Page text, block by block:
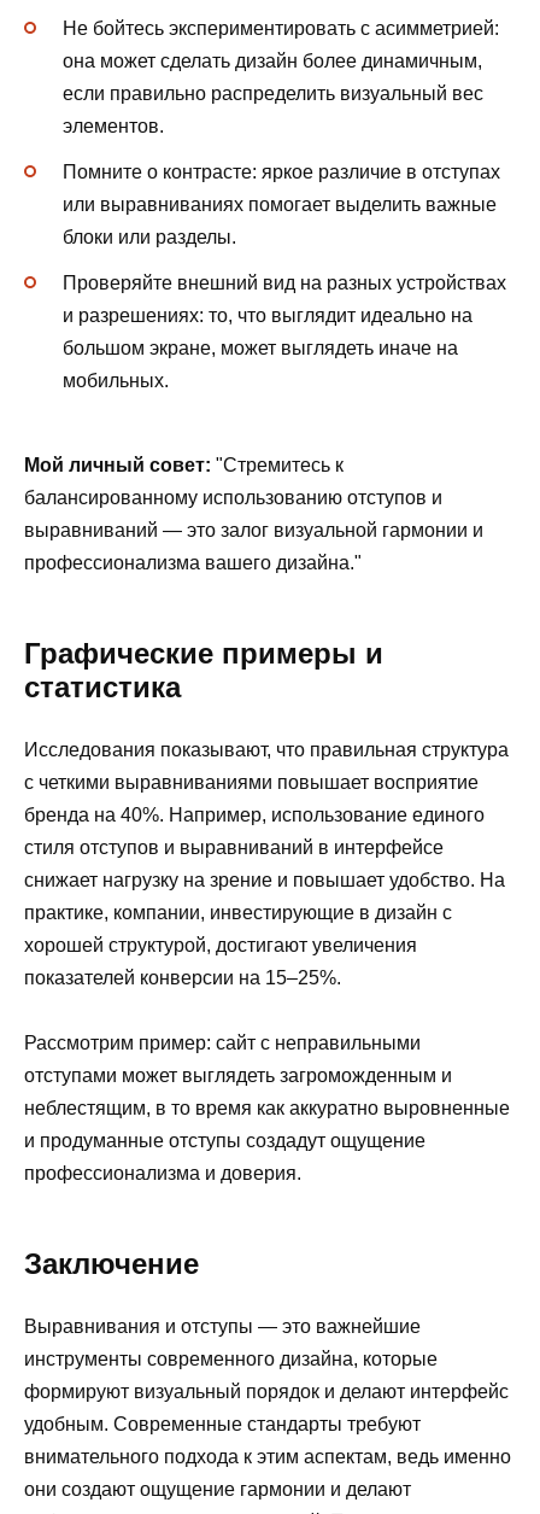
Не бойтесь экспериментировать с асимметрией:
она может сделать дизайн более динамичным,
если правильно распределить визуальный вес
элементов.
Помните о контрасте: яркое различие в отступах
или выравниваниях помогает выделить важные
блоки или разделы.
Проверяйте внешний вид на разных устройствах
и разрешениях: то, что выглядит идеально на
большом экране, может выглядеть иначе на
мобильных.
Мой личный совет:
Стремитесь к
балансированному использованию отступов и
выравниваний — это залог визуальной гармонии и
профессионализма вашего дизайна.
Графические примеры и
статистика
Исследования показывают, что правильная структура
с четкими выравниваниями повышает восприятие
бренда на 40%. Например, использование единого
стиля отступов и выравниваний в интерфейсе
снижает нагрузку на зрение и повышает удобство. На
практике, компании, инвестирующие в дизайн с
хорошей структурой, достигают увеличения
показателей конверсии на 15–25%.
Рассмотрим пример: сайт с неправильными
отступами может выглядеть загроможденным и
неблестящим, в то время как аккуратно выровненные
и продуманные отступы создадут ощущение
профессионализма и доверия.
Заключение
Выравнивания и отступы — это важнейшие
инструменты современного дизайна, которые
формируют визуальный порядок и делают интерфейс
удобным. Современные стандарты требуют
внимательного подхода к этим аспектам, ведь именно
они создают ощущение гармонии и делают